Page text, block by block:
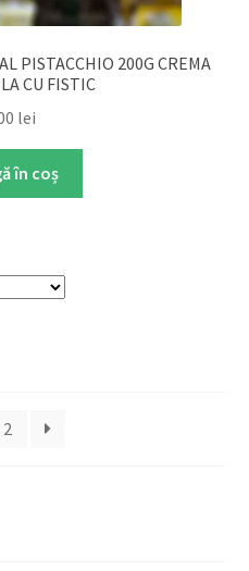
PISTACCHIO 200G CREMA
CU FISTIC
lei
în coș
2